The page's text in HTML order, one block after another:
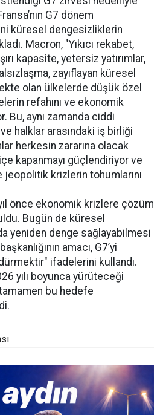
G7 dönem
küresel dengesizliklerin
Macron, "Yıkıcı rekabet,
kapasite, yetersiz yatırımlar,
zayıflayan küresel
olan ülkelerde düşük özel
refahını ve ekonomik
Bu, aynı zamanda ciddi
halklar arasındaki iş birliği
herkesin zararına olacak
kapanmayı güçlendiriyor ve
krizlerin tohumlarını
önce ekonomik krizlere çözüm
Bugün de küresel
yeniden denge sağlayabilmesi
amacı, G7’yi
ifadelerini kullandı.
yılı boyunca yürüteceği
tamamen bu hedefe